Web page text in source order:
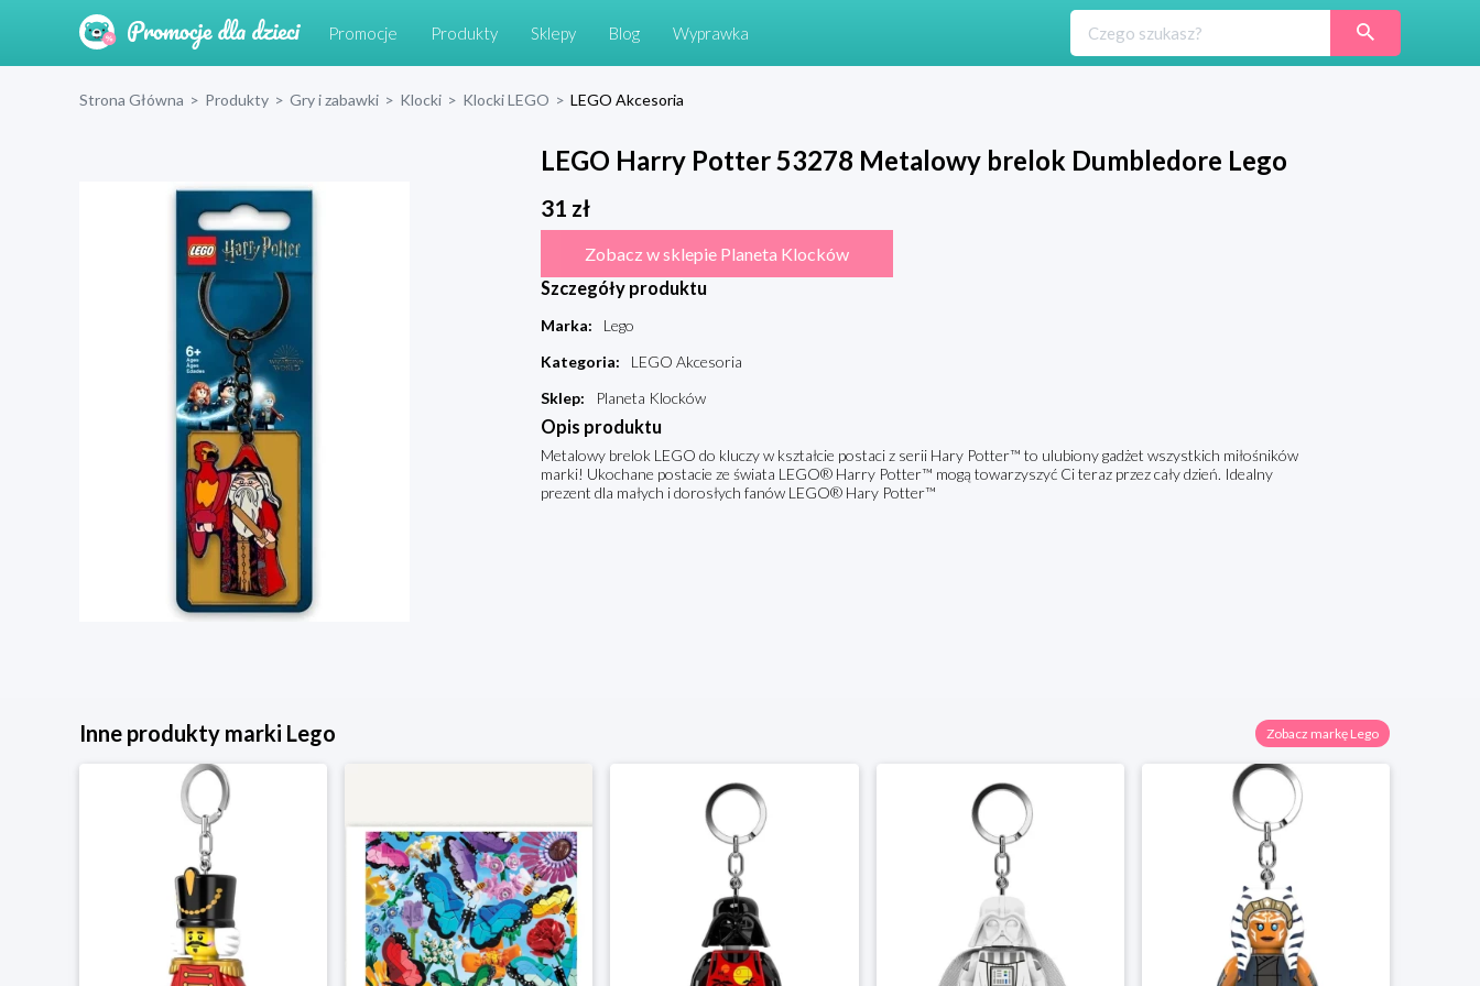
Promocje Produkty Sklepy Blog Wyprawka
Strona Główna > Produkty > Gry i zabawki > Klocki > Klocki LEGO > LEGO Akcesoria
LEGO Harry Potter 53278 Metalowy brelok Dumbledore Lego
31 zł
Zobacz w sklepie Planeta Klocków
Szczegóły produktu
Marka:
Lego
Kategoria:
LEGO Akcesoria
Sklep: Planeta Klocków
Opis produktu
Metalowy brelok LEGO do kluczy w kształcie postaci z serii Hary Potter™ to ulubiony gadżet wszystkich miłośników
marki! Ukochane postacie ze świata LEGO® Harry Potter™ mogą towarzyszyć Ci teraz przez cały dzień. Idealny
prezent dla małych i dorosłych fanów LEGO® Hary Potter™
Inne produkty marki Lego Zobacz markę Lego